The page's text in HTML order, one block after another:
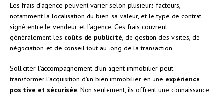
Les frais d’agence peuvent varier selon plusieurs facteurs,
notamment la localisation du bien, sa valeur, et le type de contrat
signé entre le vendeur et l’agence. Ces frais couvrent
généralement les coûts de publicité , de gestion des visites, de
négociation, et de conseil tout au long de la transaction.
Solliciter l’accompagnement d’un agent immobilier peut
transformer l’acquisition d’un bien immobilier en une expérience
positive et sécurisée. Non seulement, ils offrent une connaissance